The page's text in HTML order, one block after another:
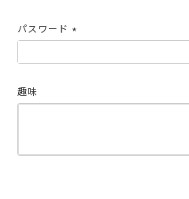
パスワード
須)
趣味